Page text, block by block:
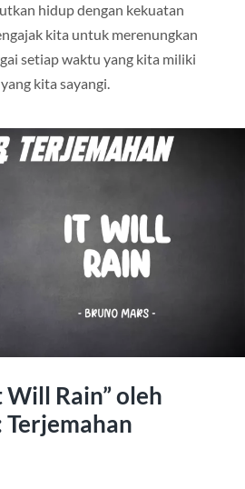
hidup dengan kekuatan
kita untuk merenungkan
setiap waktu yang kita miliki
kita sayangi.
Will Rain” oleh